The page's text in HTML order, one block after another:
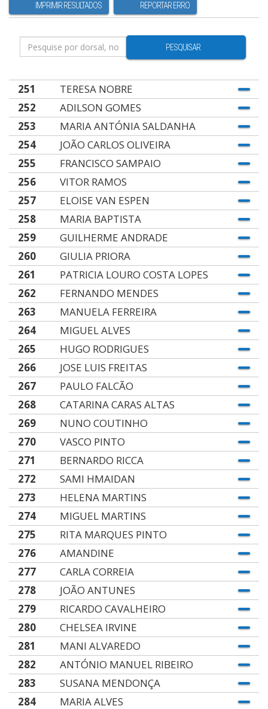
IMPRIMIR RESULTADOS REPORTAR ERRO
PESQUISAR
251
TERESA NOBRE
252
ADILSON GOMES
253
MARIA ANTÓNIA SALDANHA
254
JOÃO CARLOS OLIVEIRA
255
FRANCISCO SAMPAIO
256
VITOR RAMOS
257
ELOISE VAN ESPEN
258
MARIA BAPTISTA
259
GUILHERME ANDRADE
260
GIULIA PRIORA
261
PATRICIA LOURO COSTA LOPES
262
FERNANDO MENDES
263
MANUELA FERREIRA
264
MIGUEL ALVES
265
HUGO RODRIGUES
266
JOSE LUIS FREITAS
267
PAULO FALCÃO
268
CATARINA CARAS ALTAS
269
NUNO COUTINHO
270
VASCO PINTO
271
BERNARDO RICCA
272
SAMI HMAIDAN
273
HELENA MARTINS
274
MIGUEL MARTINS
275
RITA MARQUES PINTO
276
AMANDINE
277
CARLA CORREIA
278
JOÃO ANTUNES
279
RICARDO CAVALHEIRO
280
CHELSEA IRVINE
281
MANI ALVAREDO
282
ANTÓNIO MANUEL RIBEIRO
283
SUSANA MENDONÇA
284
MARIA ALVES